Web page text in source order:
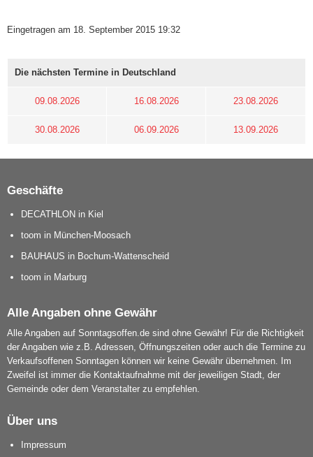
Eingetragen am 18. September 2015 19:32
Die nächsten Termine in Deutschland
09.08.2026 16.08.2026 23.08.2026
30.08.2026 06.09.2026 13.09.2026
Geschäfte
DECATHLON in Kiel
toom in München-Moosach
BAUHAUS in Bochum-Wattenscheid
toom in Marburg
Alle Angaben ohne Gewähr
Alle Angaben auf Sonntagsoffen.de sind ohne Gewähr! Für die Richtigkeit
der Angaben wie z.B. Adressen, Öffnungszeiten oder auch die Termine zu
Verkaufsoffenen Sonntagen können wir keine Gewähr übernehmen. Im
Zweifel ist immer die Kontaktaufnahme mit der jeweiligen Stadt, der
Gemeinde oder dem Veranstalter zu empfehlen.
Über uns
Impressum